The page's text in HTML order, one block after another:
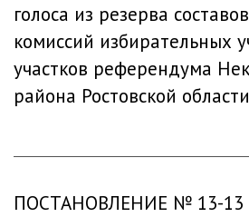
голоса из резерва
комиссий избирательных
участков референдума
района Ростовской области
ПОСТАНОВЛЕНИЕ № 13-13